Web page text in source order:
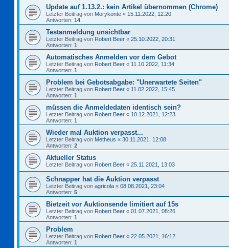
Update auf 1.13.2.: kein Artikel übernommen (Chrome)
Letzter Beitrag von Morykonte « 15.11.2022, 12:20
Antworten: 14
Testanmeldung unsichtbar
Letzter Beitrag von Robert Beer « 25.10.2022, 20:31
Antworten: 1
Automatisches Anmelden vor dem Gebot
Letzter Beitrag von Robert Beer « 11.10.2022, 11:34
Antworten: 1
Problem bei Gebotsabgabe: "Unerwartete Seiten"
Letzter Beitrag von Robert Beer « 11.02.2022, 15:45
Antworten: 1
müssen die Anmeldedaten identisch sein?
Letzter Beitrag von Robert Beer « 10.12.2021, 12:23
Antworten: 1
Wieder mal Auktion verpasst...
Letzter Beitrag von Metheus « 30.11.2021, 12:08
Antworten: 2
Aktueller Status
Letzter Beitrag von Robert Beer « 25.11.2021, 13:03
Schnapper hat die Auktion verpasst
Letzter Beitrag von agricola « 08.08.2021, 23:04
Antworten: 5
Bietzeit vor Auktionsende limitiert auf 15s
Letzter Beitrag von Robert Beer « 01.07.2021, 08:26
Antworten: 1
Problem
Letzter Beitrag von Robert Beer « 22.05.2021, 16:12
Antworten: 1